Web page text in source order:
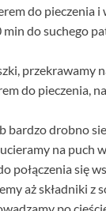
do pieczenia
do suchego
przekrawamy
do pieczenia,
bardzo drobno
na puch
połączenia się
aż składniki z